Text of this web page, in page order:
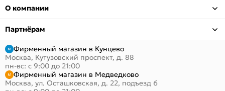
О компании
Партнёрам
Фирменный магазин в Кунцево
Москва, Кутузовский проспект, д. 88
пн-вс: с 9:00 до 21:00
Фирменный магазин в Медведково
Москва, ул. Осташковская, д. 22, подъезд 6